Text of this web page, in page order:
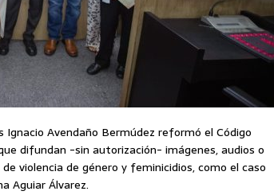
Avendaño Bermúdez reformó el Código
difundan -sin autorización- imágenes, audios o
violencia de género y feminicidios, como el caso
Aguiar Álvarez.